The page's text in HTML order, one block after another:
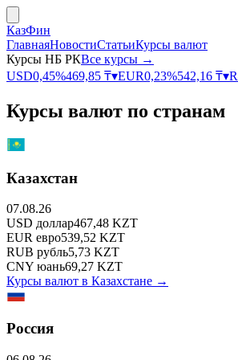
КазФин
ГлавнаяНовостиСтатьиКурсы валют
Курсы НБ РКВсе курсы →
USD0,45%469,85 ₸▾EUR0,23%542,16 ₸▾
Курсы валют по странам
Казахстан
07.08.26
USD доллар467,48 KZT
EUR евро539,52 KZT
RUB рубль5,73 KZT
CNY юань69,27 KZT
Курсы валют в Казахстане →
Россия